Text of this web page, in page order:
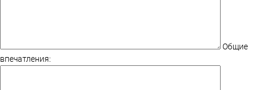
Общие
впечатления: